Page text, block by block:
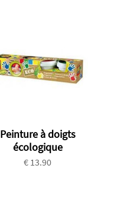
Peinture à doigts
écologique
€ 13.90